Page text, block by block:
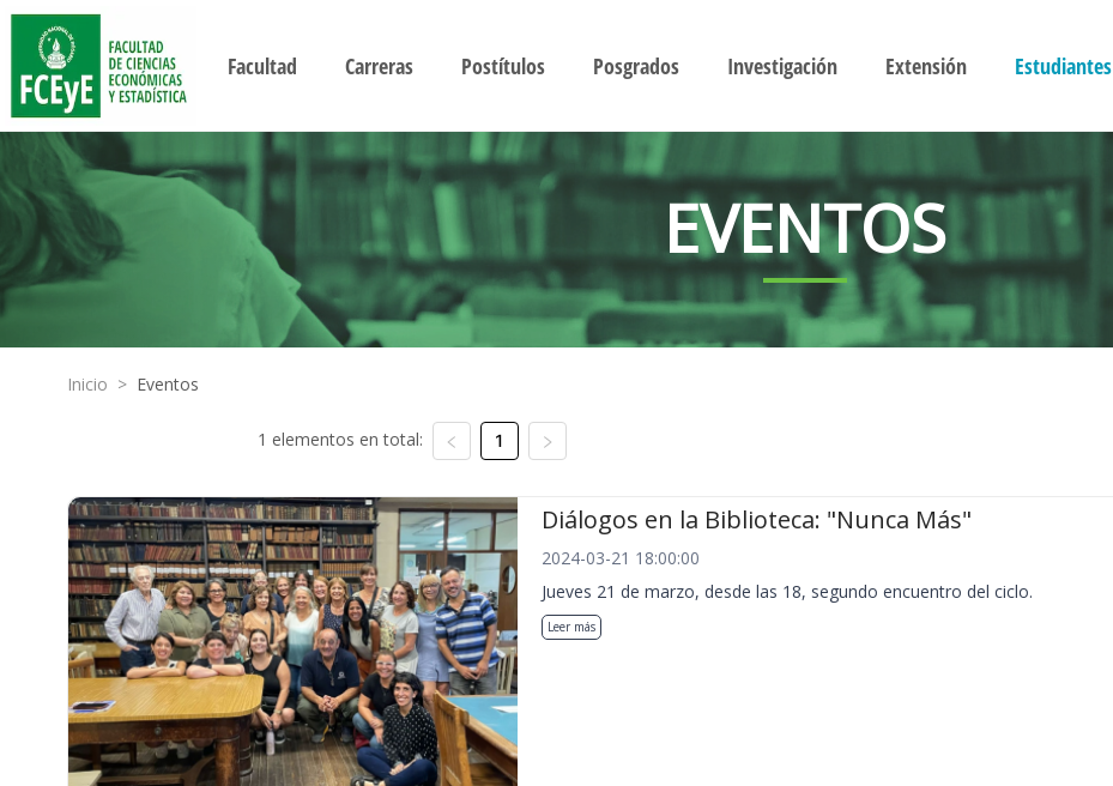
Facultad Carreras Postítulos Posgrados Investigación Extensión Estudiantes
EVENTOS
Inicio > Eventos
1 elementos en total: 1
Diálogos en la Biblioteca: "Nunca Más"
2024-03-21 18:00:00
Jueves 21 de marzo, desde las 18, segundo encuentro del ciclo.
Leer más